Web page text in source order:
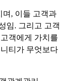
며, 이들 고객과
임. 그리고 고객
객에게 가치를
티가 무엇보다